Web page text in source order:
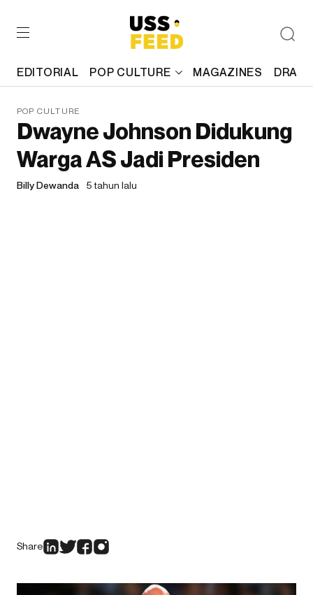
EDITORIAL POP CULTURE MAGAZINES
POP CULTURE
Dwayne Johnson Didukung
Warga AS Jadi Presiden
Billy Dewanda 5 tahun lalu
Share